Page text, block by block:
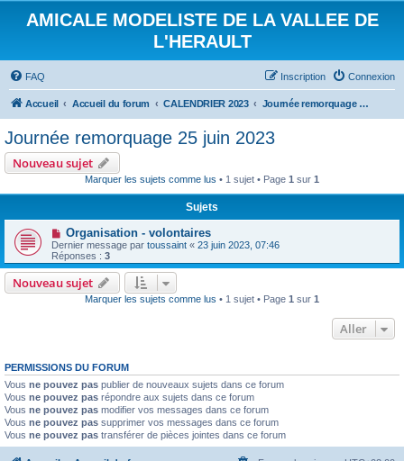
AMICALE MODELISTE DE LA VALLEE DE
L'HERAULT
FAQ Connexion
Inscription
Accueil Accueil du forum CALENDRIER 2023 Journée remorquage 25 juin 2023
Journée remorquage 25 juin 2023
Nouveau sujet
Marquer les sujets comme lus • 1 sujet • Page 1 sur 1
Sujets
Organisation - volontaires
Dernier message par toussaint « 23 juin 2023, 07:46
Réponses : 3
Nouveau sujet
Marquer les sujets comme lus • 1 sujet • Page 1 sur 1
Aller
PERMISSIONS DU FORUM
Vous ne pouvez pas publier de nouveaux sujets dans ce forum
Vous ne pouvez pas répondre aux sujets dans ce forum
Vous ne pouvez pas modifier vos messages dans ce forum
Vous ne pouvez pas supprimer vos messages dans ce forum
Vous ne pouvez pas transférer de pièces jointes dans ce forum